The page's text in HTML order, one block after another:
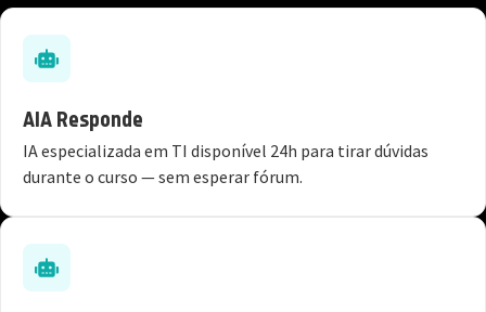
AIA Responde
IA especializada em TI disponível 24h para tirar dúvidas
durante o curso — sem esperar fórum.